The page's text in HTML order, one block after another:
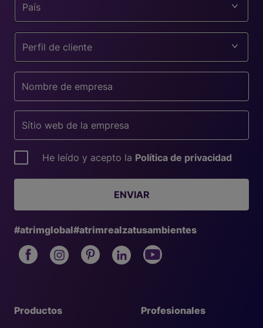
Profesionales
Productos
País
Perfil de cliente
He leído y acepto la Política de privacidad
ENVIAR
#atrimglobal#atrimrealzatusambientes